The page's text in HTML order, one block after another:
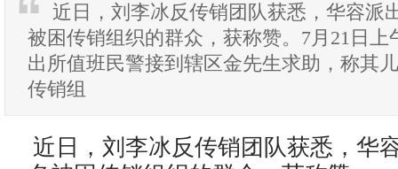
近日，刘李冰反传销团队获悉，华容派
被困传销组织的群众，获称赞。7月21日上
出所值班民警接到辖区金先生求助，称其
传销组
近日，刘李冰反传销团队获悉，华